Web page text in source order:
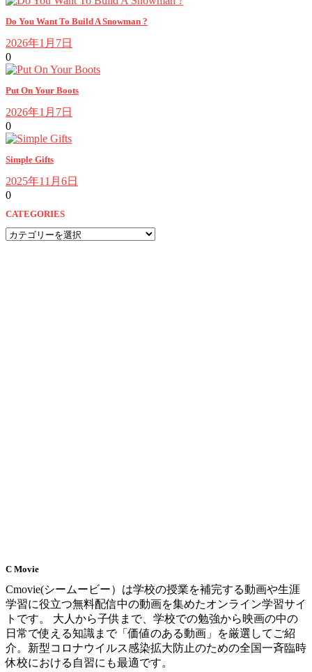
Do You Want To Build A Snowman ?
2026年1月7日
0
Put On Your Boots
2026年1月7日
0
Simple Gifts
2025年11月6日
0
CATEGORIES
CATEGORIES
C Movie
Cmovie(シームービー）は学校の授業を補完する動画や生涯
学習に役立つ無料配信中の動画を集めたオンライン学習サイ
トです。 大人から子供まで、学校での勉強から映画の中の
日常で使える知識まで「価値のある動画」を厳選してご紹
介。新型コロナウイルス感染拡大防止のための全国一斉臨時
休校における自習にも最適です。